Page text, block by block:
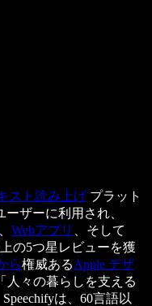
スト読み上げ プラット
ザーに利用され、
Webアプリ
、そして
の5つ星レビューを獲
ら権威あるApple デザ
人々の暮らしを支える
は、60言語以